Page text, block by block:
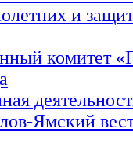
и
комитет
Ямский